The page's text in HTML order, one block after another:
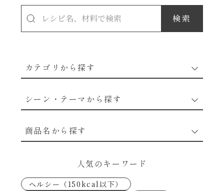
カテゴリから探す
シーン・テーマから探す
なんでも南蛮
商品名から探す
あえるハコネーゼトマトバジル
人気のキーワード
ヘルシー（150kcal以下）